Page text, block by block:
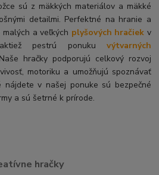
sú z mäkkých materiálov a mäkké
detailmi. Perfektné na hranie a
a veľkých plyšových hračiek v
pestrú ponuku výtvarných
Naše hračky podporujú celkový rozvoj
motoriku a umožňujú spoznávať
nájdete v našej ponuke sú bezpečné
a sú šetrné k prírode.
hračky